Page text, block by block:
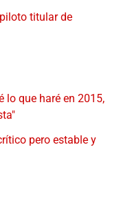
titular de
lo que haré en 2015,
pero estable y